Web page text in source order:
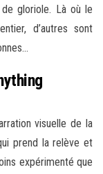
gloriole. Là où le
d’autres sont
visuelle de la
prend la relève et
expérimenté que